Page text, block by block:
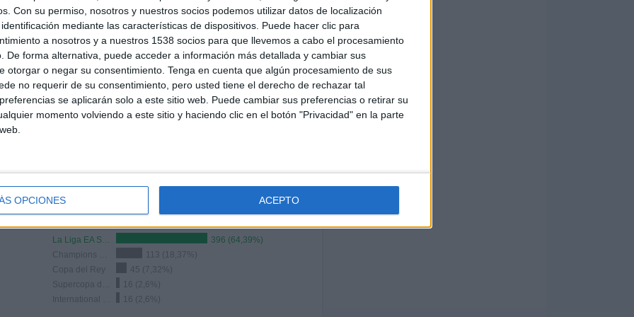
Con su permiso, nosotros y nuestros socios podemos utilizar datos de localización
mediante las características de dispositivos. Puede hacer clic para
a nosotros y a nuestros 1538 socios para que llevemos a cabo el procesamiento
De forma alternativa, puede acceder a información más detallada y cambiar sus
otorgar o negar su consentimiento. Tenga en cuenta que algún procesamiento de sus
no requerir de su consentimiento, pero usted tiene el derecho de rechazar tal
se aplicarán solo a este sitio web. Puede cambiar sus preferencias o retirar su
momento volviendo a este sitio y haciendo clic en el botón "Privacidad" en la parte
OPCIONES ACEPTO
41
CANALES TV
3
SIN PARTIDO
GRATUÍTO
0
CONSECUTIVOS
DE PAGO
RIVALES
VS At. Madrid
COMPETICIONES
La Liga EA Sports
396 (64,39%)
113 (18,37%)
Copa del Rey
45 (7,32%)
16 (2,6%)
16 (2,6%)